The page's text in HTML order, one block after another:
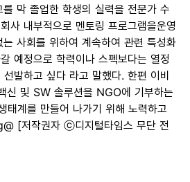
를 막 졸업한 학생의 실력을 전문가 수
사 내부적으로 멘토링 프로그램을운영
사회를 위하여 계속하여 관련 특성화
예정으로 학력이나 스펙보다는 열정
발하고 싶다 라고 말했다. 한편 이비
신 및 SW 솔루션을 NGO에 기부하는
태계를 만들어 나가기 위해 노력하고
[저작권자 ⓒ디지털타임스 무단 전